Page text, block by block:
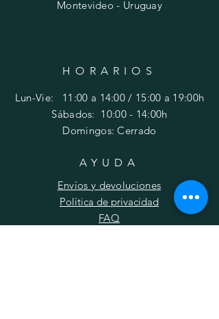
Montevideo - Uruguay
HORARIOS
Lun-Vie: 11:00 a 14:00 / 15:00 a 19:00h
​​Sábados: 10:00 - 14:00h
Domingos: Cerrado
AYUDA
Envíos y devoluciones
Política de privacidad
FAQ